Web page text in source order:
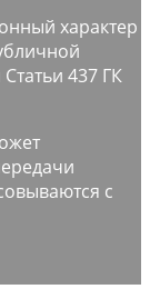
характер
437 ГК
с